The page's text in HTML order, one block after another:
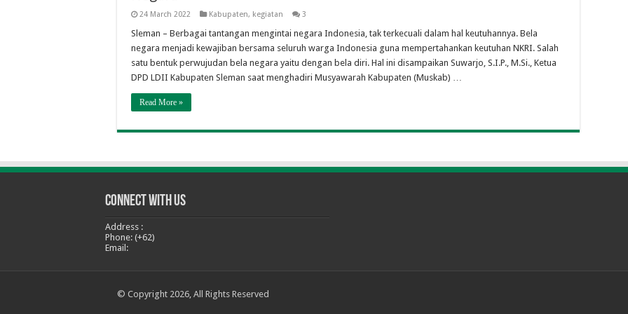
24 March 2022 Kabupaten, kegiatan 3
Sleman – Berbagai tantangan mengintai negara Indonesia, tak terkecuali dalam hal keutuhannya. Bela
negara menjadi kewajiban bersama seluruh warga Indonesia guna mempertahankan keutuhan NKRI. Salah
satu bentuk perwujudan bela negara yaitu dengan bela diri. Hal ini disampaikan Suwarjo, S.I.P., M.Si., Ketua
DPD LDII Kabupaten Sleman saat menghadiri Musyawarah Kabupaten (Muskab) …
Read More »
Connect With Us
Address :
Phone: (+62)
Email:
© Copyright 2026, All Rights Reserved